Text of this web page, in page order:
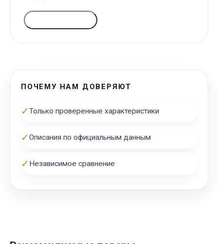
ПОЧЕМУ НАМ ДОВЕРЯЮТ
✓Только проверенные характеристики
✓Описания по официальным данным
✓ Независимое сравнение